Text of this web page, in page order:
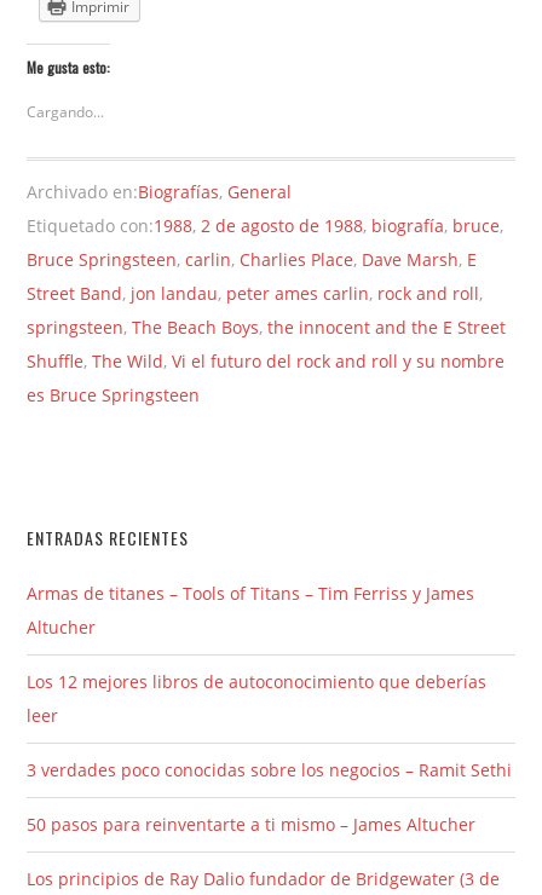
Imprimir
Me gusta esto:
Cargando...
Archivado en:Biografías, General
Etiquetado con:1988,2 de agosto de 1988, biografía, bruce,
Bruce Springsteen,carlin, Charlies Place, Dave Marsh, E
Street Band, jon landau, peter ames carlin, rock and roll,
springsteen,The Beach Boys,the innocent and the E Street
Shuffle,The Wild,Vi el futuro del rock and roll y su nombre
es Bruce Springsteen
ENTRADAS RECIENTES
Armas de titanes – Tools of Titans – Tim Ferriss y James
Altucher
Los 12 mejores libros de autoconocimiento que deberías
leer
3 verdades poco conocidas sobre los negocios – Ramit Sethi
50 pasos para reinventarte a ti mismo – James Altucher
Los principios de Ray Dalio fundador de Bridgewater (3 de